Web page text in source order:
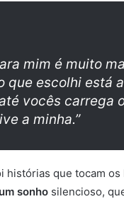
mim é muito
que escolhi está
vocês carrega
a minha.”
que tocam
sonho silencioso,